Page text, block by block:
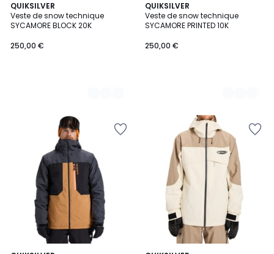
QUIKSILVER
Veste de snow technique
SYCAMORE BLOCK 20K
250,00 €
3
Couleurs
QUIKSILVER
Veste de snow technique
SYCAMORE PRINTED 10K
250,00 €
2
Couleurs